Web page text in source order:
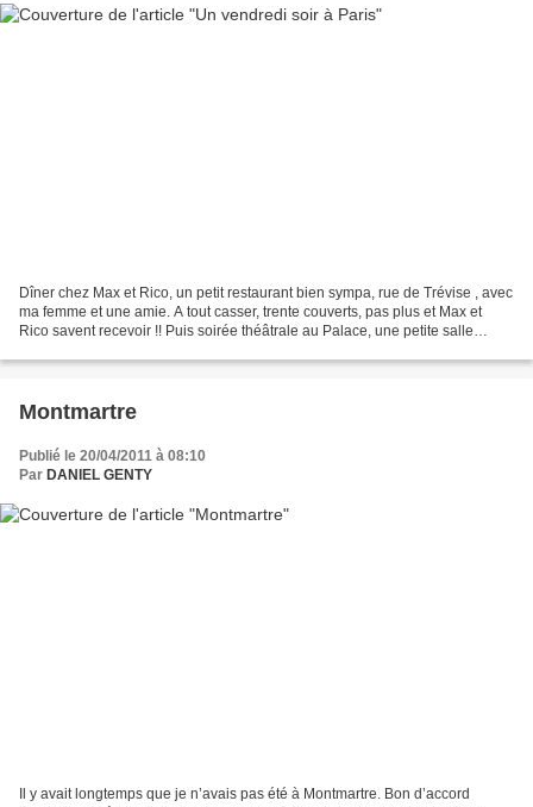
Dîner chez Max et Rico, un petit restaurant bien sympa, rue de Trévise , avec
ma femme et une amie. A tout casser, trente couverts, pas plus et Max et
Rico savent recevoir !! Puis soirée théâtrale au Palace, une petite salle
Montmartre
Publié le 20/04/2011 à 08:10
Par DANIEL GENTY
Il y avait longtemps que je n’avais pas été à Montmartre. Bon d’accord